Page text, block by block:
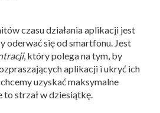
czasu działania aplikacji jest
oderwać się od smartfonu. Jest
, który polega na tym, by
aplikacji i ukryć ich
uzyskać maksymalne
to strzał w dziesiątkę.